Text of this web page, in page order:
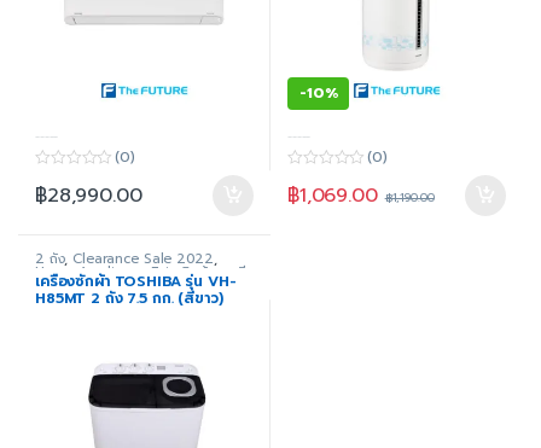
-----
o
u
f
5
(0)
฿28,990.00
-10%
-----
o
u
(0)
฿1,069.00 ฿1,190.00
2 ถัง, Clearance Sale 2022,
Home Appliance Fair, สินค้าขายดี
สินค้าทั้งหมด,เครื่องซักผ้า ,เครื่องใช้
ไฟฟ้าภายในบ้าน
เครื่องซักผ้า TOSHIBA รุ่น VH-
H85MT 2 ถัง 7.5 กก. (สีขาว)